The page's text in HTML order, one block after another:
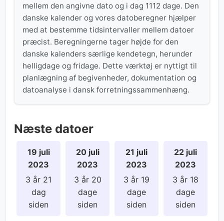
mellem den angivne dato og i dag 1112 dage. Den
danske kalender og vores datoberegner hjælper
med at bestemme tidsintervaller mellem datoer
præcist. Beregningerne tager højde for den
danske kalenders særlige kendetegn, herunder
helligdage og fridage. Dette værktøj er nyttigt til
planlægning af begivenheder, dokumentation og
datoanalyse i dansk forretningssammenhæng.
Næste datoer
19 juli
2023
3 år 21
dag
siden
20 juli
2023
3 år 20
dage
siden
21 juli
2023
3 år 19
dage
siden
22 juli
2023
3 år 18
dage
siden